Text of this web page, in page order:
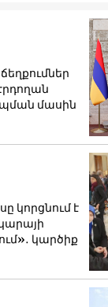
մասին
կորցնում է
կարծիք